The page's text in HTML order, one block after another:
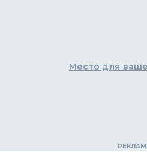
Место для